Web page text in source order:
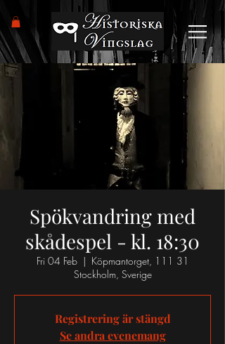
Spökvandring med
skådespel - kl. 18:30
Fri 04 Feb
  |
Köpmantorget, 111 31
Stockholm, Sverige
Registrering är stängd
Se andra evenemang